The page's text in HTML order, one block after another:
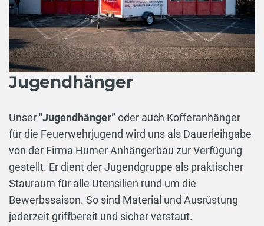
Jugendhänger
Unser"Jugendhänger”oder auch Kofferanhänger
für die Feuerwehrjugend wird uns als Dauerleihgabe
von der Firma Humer Anhängerbau zur Verfügung
gestellt. Er dient der Jugendgruppe als praktischer
Stauraum für alle Utensilien rund um die
Bewerbssaison. So sind Material und Ausrüstung
jederzeit griffbereit und sicher verstaut.